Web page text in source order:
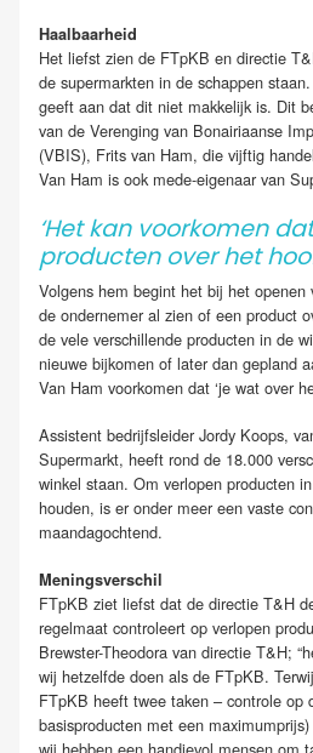
Haalbaarheid
Het liefst zien de FTpKB en directie
de supermarkten in de schappen
geeft aan dat dit niet makkelijk is. Dit
van de Verenging van Bonairiaanse
(VBIS), Frits van Ham, die vijftig
Van Ham is ook mede-eigenaar van
‘Het kan voorkomen
producten over het
Volgens hem begint het bij het openen
de ondernemer al zien of een product
de vele verschillende producten in de
nieuwe bijkomen of later dan gepland
Van Ham voorkomen dat ‘je wat over
Assistent bedrijfsleider Jordy Koops,
Supermarkt, heeft rond de 18.000
winkel staan. Om verlopen producten
houden, is er onder meer een vaste
maandagochtend.
Meningsverschil
FTpKB ziet liefst dat de directie T&H
regelmaat controleert op verlopen
Brewster-Theodora van directie T&H;
wij hetzelfde doen als de FTpKB.
FTpKB heeft twee taken – controle op
basisproducten met een